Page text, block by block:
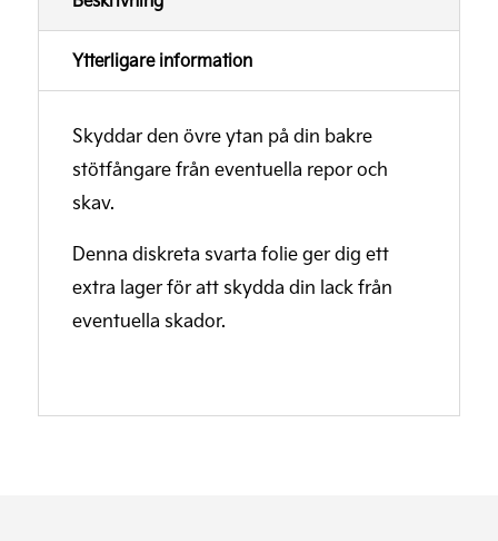
Ytterligare information
Skyddar den övre ytan på din bakre
stötfångare från eventuella repor och
skav.
Denna diskreta svarta folie ger dig ett
extra lager för att skydda din lack från
eventuella skador.